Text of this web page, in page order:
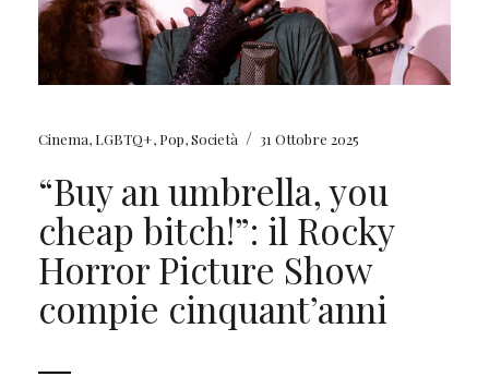
Cinema, LGBTQ+, Pop,Società / 31 Ottobre 2025
“Buy an umbrella, you
cheap bitch!”: il Rocky
Horror Picture Show
compie cinquant’anni